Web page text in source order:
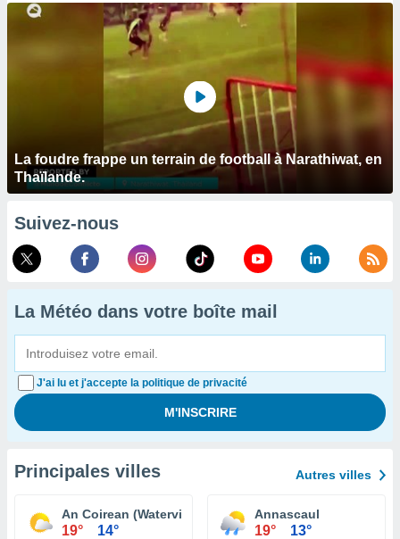
La foudre frappe un terrain de football à Narathiwat, en
Thaïlande.
Suivez-nous
La Météo dans votre boîte mail
J'ai lu et j'accepte la politique de privacité
Principales villes Autres villes
An Coirean (Waterville)
19° 14°
Annascaul
19° 13°